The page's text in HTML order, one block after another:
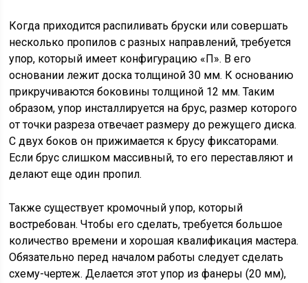
Когда приходится распиливать бруски или совершать
несколько пропилов с разных направлений, требуется
упор, который имеет конфигурацию «П». В его
основании лежит доска толщиной 30 мм. К основанию
прикручиваются боковины толщиной 12 мм. Таким
образом, упор инсталлируется на брус, размер которого
от точки разреза отвечает размеру до режущего диска.
С двух боков он прижимается к брусу фиксаторами.
Если брус слишком массивный, то его переставляют и
делают еще один пропил.
Также существует кромочный упор, который
востребован. Чтобы его сделать, требуется большое
количество времени и хорошая квалификация мастера.
Обязательно перед началом работы следует сделать
схему-чертеж. Делается этот упор из фанеры (20 мм),